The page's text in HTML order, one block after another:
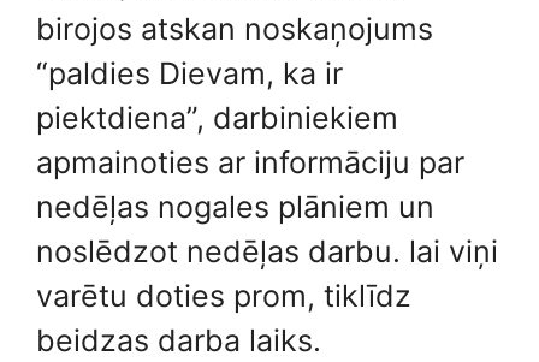
birojos atskan noskaņojums
“paldies Dievam, ka ir
piektdiena”, darbiniekiem
apmainoties ar informāciju par
nedēļas nogales plāniem un
noslēdzot nedēļas darbu. lai viņi
varētu doties prom, tiklīdz
beidzas darba laiks.